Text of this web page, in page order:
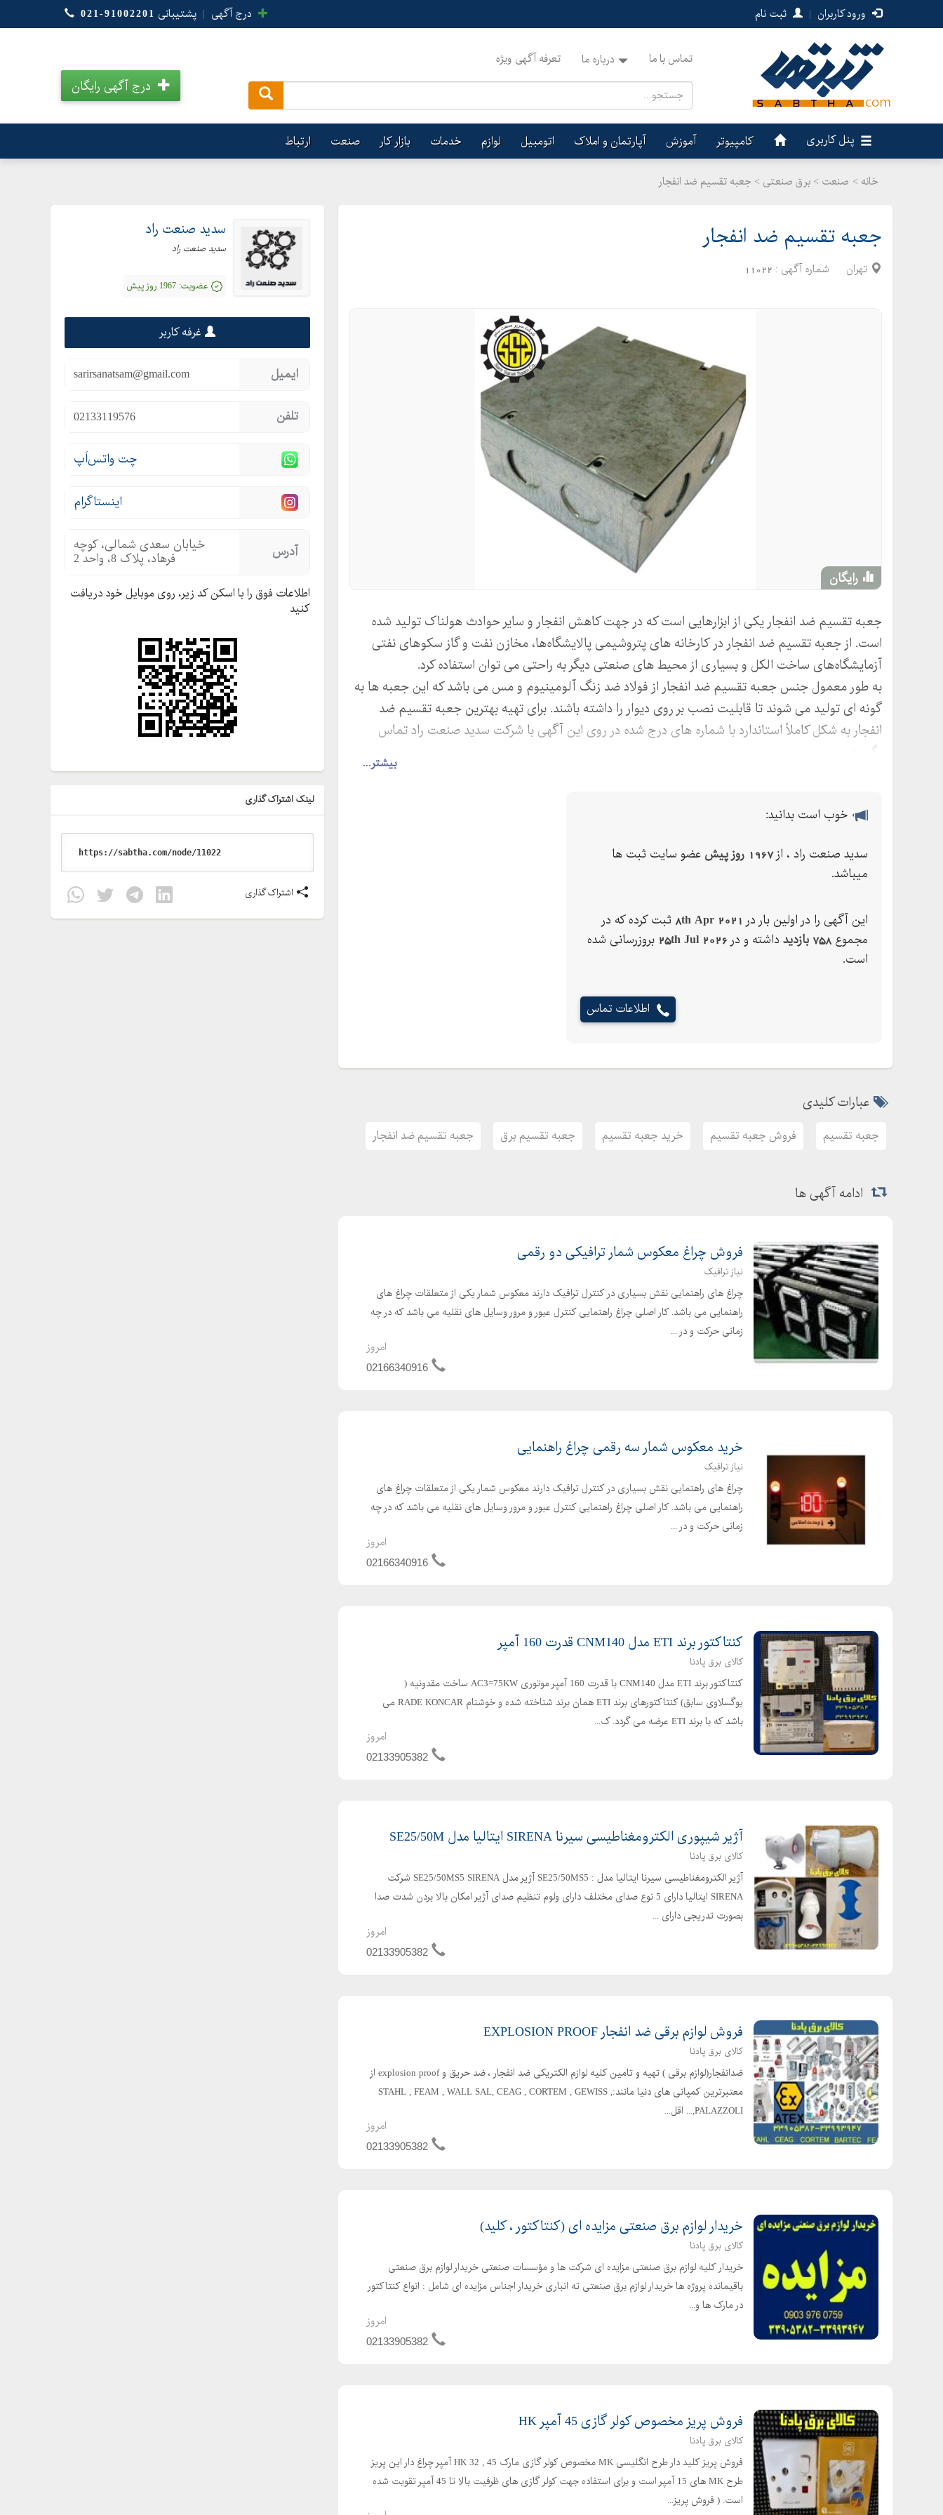
ورود کاربران | ثبت نام درج آگهی | پشتیبانی 021-91002201
تماس با ما درباره ما تعرفه آگهی ویژه
درج آگهی رایگان
پنل کاربری کامپیوتر آموزش آپارتمان و املاک اتومبیل لوازم خدمات بازار کار صنعت ارتباط
خانه > صنعت > برق صنعتی > جعبه تقسیم ضد انفجار
جعبه تقسیم ضد انفجار
تهران شماره آگهی : 11022
رایگان
بیشتر...
جعبه تقسیم ضد انفجار یکی از ابزارهایی است که در جهت کاهش انفجار و سایر حوادث هولناک تولید شده
است. از جعبه تقسیم ضد انفجار در کارخانه های پتروشیمی پالایشگاه‌ها، مخازن نفت و گاز سکوهای نفتی
آزمایشگاه‌های ساخت الکل و بسیاری از محیط های صنعتی دیگر به راحتی می توان استفاده کرد.
به طور معمول جنس جعبه تقسیم ضد انفجار از فولاد ضد زنگ آلومینیوم و مس می باشد که این جعبه ها به
گونه‌ ای تولید می شوند تا قابلیت نصب بر روی دیوار را داشته باشند. برای تهیه بهترین جعبه تقسیم ضد
انفجار به شکل کاملاً استاندارد با شماره های درج شده در روی این آگهی با شرکت سدید صنعت راد تماس
بگیرید.
خوب است بدانید:
سدید صنعت راد ، از1967 روز پیش
عضو سایت ثبت ها
میباشد.
این آگهی را در اولین بار در 8th Apr 2021 ثبت کرده که در
مجموع758 بازدید داشته و در 25th Jul 2026 بروزرسانی شده
است.
اطلاعات تماس
عبارات کلیدی
جعبه تقسیم فروش جعبه تقسیم خرید جعبه تقسیم جعبه تقسیم برق جعبه تقسیم ضد انفجار
سدید صنعت راد
سدید صنعت راد
عضویت: 1967 روز پیش
غرفه کاربر
ایمیل sarirsanatsam@gmail.com
تلفن 02133119576
چت واتس‌اَپ
اینستاگرام
آدرس خیابان سعدی شمالی، کوچه
فرهاد، پلاک 8، واحد 2
اطلاعات فوق را با اسکن کد زیر، روی موبایل خود دریافت
کنید
لینک اشتراک گذاری
اشتراک گذاری
ادامه آگهی ها
فروش چراغ معکوس شمار ترافیکی دو رقمی
نیاز ترافیک
چراغ های راهنمایی نقش بسیاری در کنترل ترافیک دارند معکوس شمار یکی از متعلقات چراغ های
راهنمایی می باشد. کار اصلی چراغ راهنمایی کنترل عبور و مرور وسایل های نقلیه می باشد که در چه
زمانی حرکت و در ...
امروز
02166340916
خرید معکوس شمار سه رقمی چراغ راهنمایی
نیاز ترافیک
چراغ های راهنمایی نقش بسیاری در کنترل ترافیک دارند معکوس شمار یکی از متعلقات چراغ های
راهنمایی می باشد. کار اصلی چراغ راهنمایی کنترل عبور و مرور وسایل های نقلیه می باشد که در چه
زمانی حرکت و در ...
امروز
02166340916
کنتاکتور برند ETI مدل CNM140 قدرت 160 آمپر
کالای برق پادنا
کنتاکتور برند ETI مدل CNM140 با قدرت 160 آمپر موتوری AC3=75KW ساخت مقدونیه (
یوگسلاوی سابق) کنتاکتورهای برند ETI همان برند شناخته شده و خوشنام RADE KONCAR می
باشد که با برند ETI عرضه می گردد. ک...
امروز
02133905382
آژیر شیپوری الکترومغناطیسی سیرنا SIRENA ایتالیا مدل SE25/50M
کالای برق پادنا
آژیر الکترومغناطیسی سیرنا ایتالیا مدل : SE25/50MS5 آژیر مدل SE25/50MS5 SIRENA شرکت
SIRENA ایتالیا دارای 5 نوع صدای مختلف دارای ولوم تنظیم صدای آژیر امکان بالا بردن شدت صدا
بصورت تدریجی دارای ...
امروز
02133905382
فروش لوازم برقی ضد انفجار EXPLOSION PROOF
کالای برق پادنا
ضدانفجار(لوازم برقی ) تهیه و تامین کلیه لوازم الکتریکی ضد انفجار ، ضد حریق و explosion proof از
معتبرترین کمپانی های دنیا مانند:STAHL , FEAM , WALL SAL, CEAG , CORTEM , GEWISS ,
PALAZZOLI,... اقل...
امروز
02133905382
خریدار لوازم برق صنعتی مزایده ای (کنتاکتور ، کلید)
کالای برق پادنا
خریدار کلیه لوازم برق صنعتی مزایده ای شرکت ها و مؤسسات صنعتی خریدار لوازم برق صنعتی
باقیمانده پروژه ها خریدار لوازم برق صنعتی ته انباری خریدار اجناس مزایده ای شامل : انواع کنتاکتور
در مارک ها و...
امروز
02133905382
فروش پریز مخصوص کولر گازی 45 آمپر HK
کالای برق پادنا
فروش پریز کلید دار طرح انگلیسی MK مخصوص کولر گازی مارک HK 32 , 45 آمپر چراغ دار این پریز
طرح MK های 15 آمپر است و برای استفاده جهت کولر گازی های ظرفیت بالا تا 45 آمپر تقویت شده
است. ( فروش پریز...